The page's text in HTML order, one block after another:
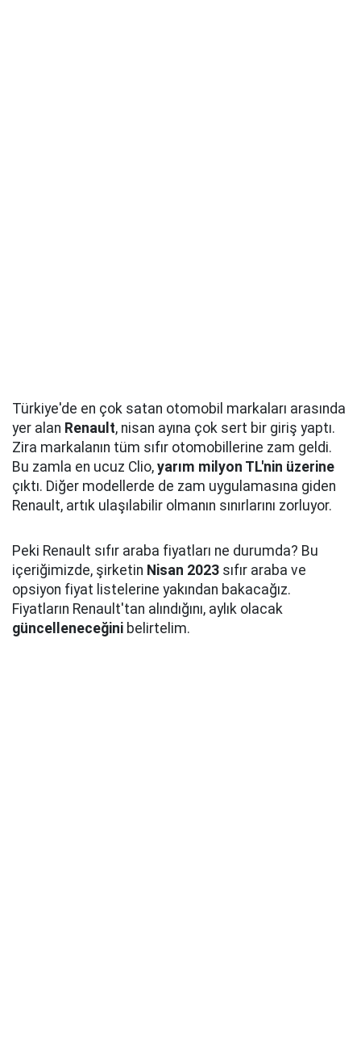
Türkiye'de en çok satan otomobil markaları arasında
yer alan Renault, nisan ayına çok sert bir giriş yaptı.
Zira markalanın tüm sıfır otomobillerine zam geldi.
Bu zamla en ucuz Clio, yarım milyon TL'nin üzerine
çıktı. Diğer modellerde de zam uygulamasına giden
Renault, artık ulaşılabilir olmanın sınırlarını zorluyor.
Peki Renault sıfır araba fiyatları ne durumda? Bu
içeriğimizde, şirketin Nisan 2023 sıfır araba ve
opsiyon fiyat listelerine yakından bakacağız.
Fiyatların Renault'tan alındığını, aylık olacak
güncelleneceğini belirtelim.